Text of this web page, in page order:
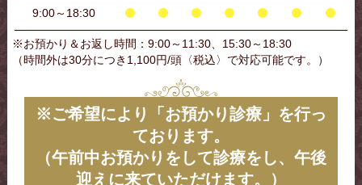
23日午前診療（９時～１１時３０分）
25日午前診療（９時～１１時３０分）
26日午前診療（９時～１１時３０分）
27日午前診療（９時～１１時３０分）
＊鷹匠ペットクリニックでは獣医師を募集し
ています。お気軽にお問合せください。
【吸血されないようにできることは何かあ
る？】
ペット用の虫除けスプレーや忌避効果のある
ボディースーツなどを着用して、忌避作用の
あるアイテムを使う。特に森林に行く場合
は、対策をしていった方がいいでしょう。そ
れでも、吸血されてしまうこともありますの
で、対策をしても予防薬は飲ませましょう。
9:00～18:30
※お預かり＆お返し時間：9:00～11:30、15:30～18:30
（時間外は30分につき1,100円/頭〈税込〉で対応可能です。）
※ご希望により「お預かり診療」を行っ
ております。
（午前中お預かりをして診療をし、午後
迎えに来ていただけます。）